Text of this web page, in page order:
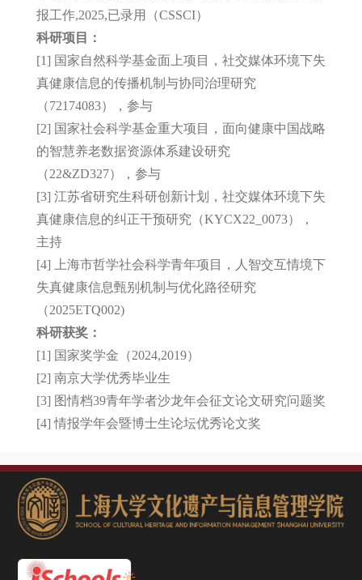
报工作,2025,已录用（CSSCI）
科研项目：
[1] 国家自然科学基金面上项目，社交媒体环境下失
真健康信息的传播机制与协同治理研究
（72174083），参与
[2] 国家社会科学基金重大项目，面向健康中国战略
的智慧养老数据资源体系建设研究
（22&ZD327），参与
[3] 江苏省研究生科研创新计划，社交媒体环境下失
真健康信息的纠正干预研究（KYCX22_0073），
主持
[4] 上海市哲学社会科学青年项目，人智交互情境下
失真健康信息甄别机制与优化路径研究
（2025ETQ002)
科研获奖：
[1] 国家奖学金（2024,2019）
[2] 南京大学优秀毕业生
[3] 图情档39青年学者沙龙年会征文论文研究问题奖
[4] 情报学年会暨博士生论坛优秀论文奖